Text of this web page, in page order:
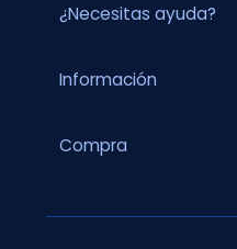
¿Necesitas ayuda?
Información
Compra